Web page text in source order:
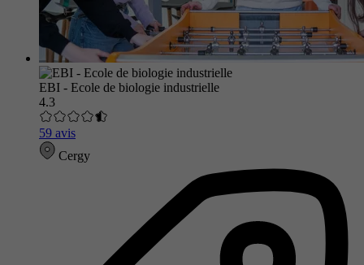
EBI - Ecole de biologie industrielle
4.3
59 avis
Cergy